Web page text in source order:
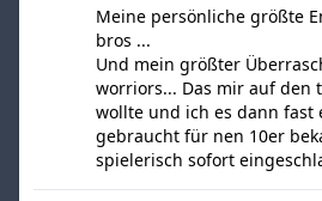
Meine persönliche größte
bros ...
Und mein größter
worriors... Das mir auf den
wollte und ich es dann fast
gebraucht für nen 10er
spielerisch sofort